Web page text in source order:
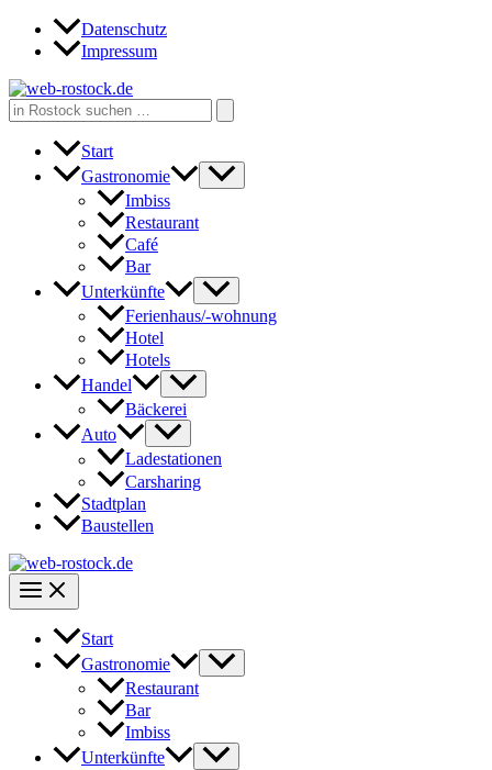
Zum
Inhalt
Datenschutz
Impressum
Search
for:
Start
Gastronomie
Imbiss
Restaurant
Café
Bar
Unterkünfte
Ferienhaus/-wohnung
Hotel
Hotels
Handel
Bäckerei
Auto
Ladestationen
Carsharing
Stadtplan
Baustellen
Start
Gastronomie
Restaurant
Bar
Imbiss
Unterkünfte